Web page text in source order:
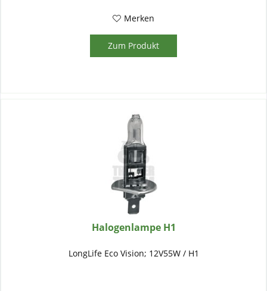
Merken
Zum Produkt
Halogenlampe H1
LongLife Eco Vision; 12V55W / H1